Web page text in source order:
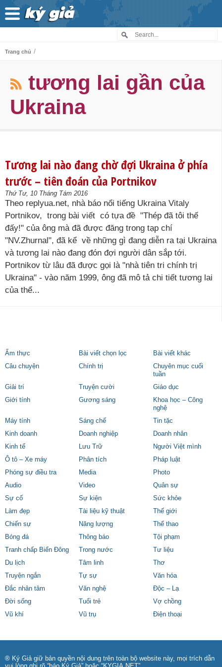
Trang chủ /
tương lai gần của
Ukraina
Tương lai nào đang chờ đợi Ukraina ở phía
trước – tiên đoán của Portnikov
Thứ Tư, 10 Tháng Tám 2016
Theo replyua.net, nhà báo nổi tiếng Ukraina Vitaly
Portnikov, trong bài viết có tựa đề "Thép đã tôi thế
đấy!" của ông mà đã được đăng trong tạp chí
"NV.Zhurnal", đã kể về những gì đang diễn ra tại Ukraina
và tương lai nào đang đón đợi người dân sắp tới.
Portnikov từ lâu đã được gọi là "nhà tiên tri chính trị
Ukraina" - vào năm 1999, ông đã mô tả chi tiết tương lai
của thể...
Ẩm thực Bài viết chọn lọc
Bài viết khác
Câu chuyện
Chính trị
Chuyên mục cuối
tuần
Giải trí
Truyện cười
Giáo dục
Giới tính
Gương sáng
Khoa học – Công
nghệ
Máy tính
Sáng chế
Tin tặc
Kinh doanh
Doanh nghiệp
Doanh nhân
Kinh tế
Lưu Trữ
Người Việt mình
Ô tô – Xe máy
Phân tích
Pháp luật
Phóng sự điều tra
Media
Photo
Audio
Video
Quân sự
Sự cố
Sự kiện
Sức khỏe
Làm đẹp
Tài liệu kỹ thuật
Thế giới
Chiến sự
Năng lượng
Thể thao
Bóng đá
Thông báo
Tội phạm
Tranh chấp Biển Đông
Trong nước
Tư liệu
Du lịch
Tâm linh
Thơ
Truyện ngắn
Tự sự
Văn hóa
Đắc nhân tâm
Văn nghệ
Độc – Lạ
Đời sống
Tuổi trẻ
Vợ chồng
Vũ khí
Vũ trụ Điện thoại
® Ký Giả giữ bản quyền nội dung trên toàn bộ website này, mọi trích dẫn